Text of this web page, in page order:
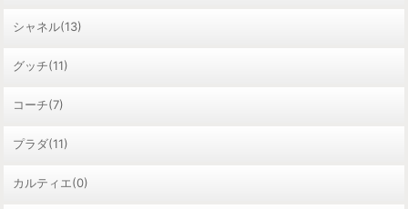
シャネル(13)
グッチ(11)
コーチ(7)
プラダ(11)
カルティエ(0)